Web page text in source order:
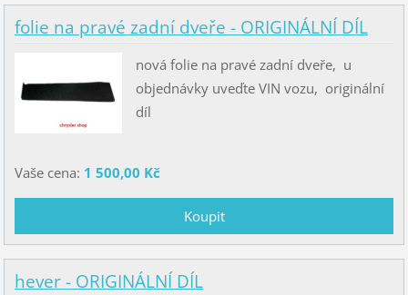
folie na pravé zadní dveře - ORIGINÁLNÍ DÍL
nová folie na pravé zadní dveře, u
objednávky uveďte VIN vozu, originální
díl
Vaše cena: 1 500,00 Kč
hever - ORIGINÁLNÍ DÍL